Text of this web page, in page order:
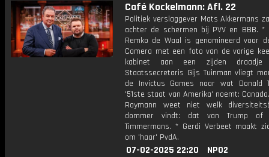
Café Kockelmann: Afl. 22
Politiek verslaggever Mats Akkermans
achter de schermen bij PVV en BBB. *
Remko de Waal is genomineerd voor
Camera met een foto van de vorige
kabinet aan een zijden
Staatssecretaris Gijs Tuinman vliegt
de Invictus Games naar wat Donald
'51ste staat van Amerika' noemt:
Raymann weet niet welk
dommer vindt: dat van Trump
Timmermans. * Gerdi Verbeet maakt
om 'haar' PvdA.
07-02-2025 22:20
NPO2